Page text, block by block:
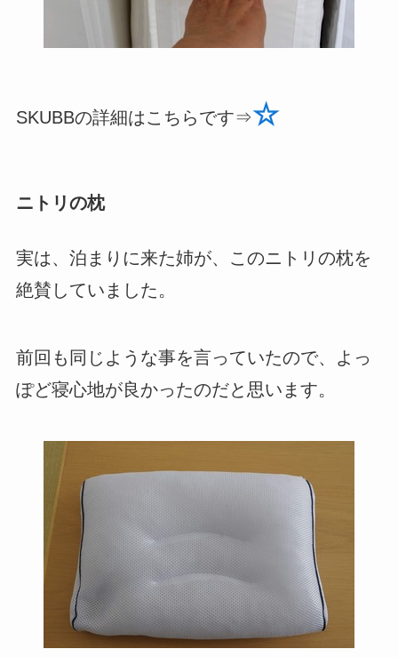
SKUBBの詳細はこちらです⇒☆
ニトリの枕
実は、泊まりに来た姉が、このニトリの枕を
絶賛していました。
前回も同じような事を言っていたので、よっ
ぽど寝心地が良かったのだと思います。